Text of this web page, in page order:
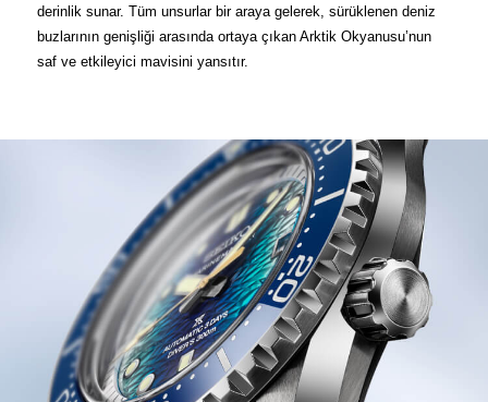
derinlik sunar. Tüm unsurlar bir araya gelerek, sürüklenen deniz
buzlarının genişliği arasında ortaya çıkan Arktik Okyanusu’nun
saf ve etkileyici mavisini yansıtır.